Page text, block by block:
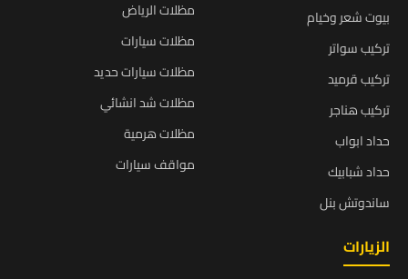
بيوت شعر وخيام
تركيب سواتر
تركيب قرميد
تركيب هناجر
حداد ابواب
حداد شبابيك
ساندوتش بنل
مظلات الرياض
مظلات سيارات
مظلات سيارات حديد
مظلات شد انشائي
مظلات هرمية
مواقف سيارات
الزيارات